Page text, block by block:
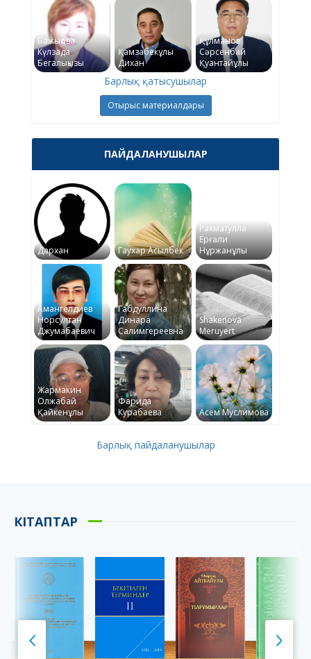
Бажықова
Күлзада
Бегалықызы
Қамзабекұлы
Дихан
Құлманов
Сәрсенбай
Қуантайұлы
Барлық қатысушылар
Отырыс материалдары
ПАЙДАЛАНУШЫЛАР
Дархан Гаухар Асылбек
Рахматулла
Ерғали
Нұржанұлы
Амангелдиев
Норсултан
Джумабаевич
Габдуллина
Динара
Салимгереевна
Shakenova
Meruyert
Жармакин
Олжабай
Қайкенұлы
Фарида
Курабаева
Асем Муслимова
Барлық пайдаланушылар
КІТАПТАР